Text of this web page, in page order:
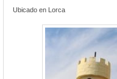
Ubicado en Lorca